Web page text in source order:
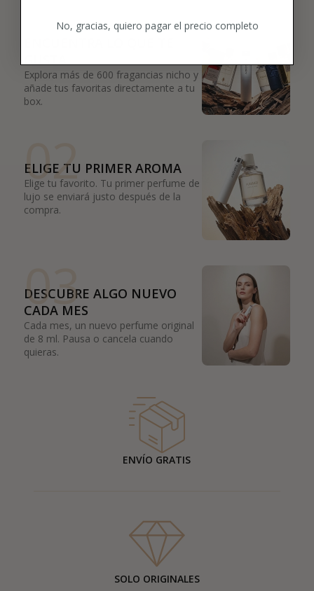
01
Explora más de 600 fragancias nicho y
añade tus favoritas directamente a tu
box.
02
ELIGE TU PRIMER AROMA
Elige tu favorito. Tu primer perfume de
lujo se enviará justo después de la
compra.
03
DESCUBRE ALGO NUEVO
CADA MES
Cada mes, un nuevo perfume original
de 8 ml. Pausa o cancela cuando
quieras.
ENVÍO GRATIS
SOLO ORIGINALES
No, gracias, quiero pagar el precio completo